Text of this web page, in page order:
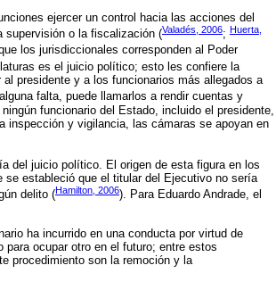
ejercer un control hacia las acciones del
supervisión o la fiscalización (Valadés, 2006; Huerta,
los jurisdiccionales corresponden al Poder
es el juicio político; esto les confiere la
presidente y a los funcionarios más allegados a
falta, puede llamarlos a rendir cuentas y
funcionario del Estado, incluido el presidente,
inspección y vigilancia, las cámaras se apoyan en
del juicio político. El origen de esta figura en los
estableció que el titular del Ejecutivo no sería
delito (Hamilton, 2006). Para Eduardo Andrade, el
ha incurrido en una conducta por virtud de
ocupar otro en el futuro; entre estos
procedimiento son la remoción y la